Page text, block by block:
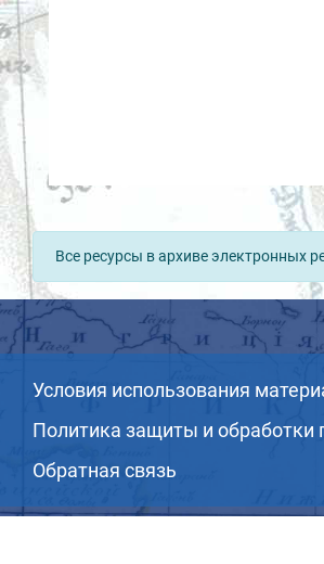
Все ресурсы в архиве электронных
Условия использования
Политика защиты и обработки
Обратная связь